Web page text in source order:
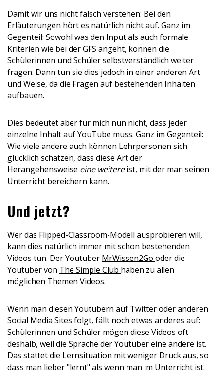
Damit wir uns nicht falsch verstehen: Bei den
Erläuterungen hört es natürlich nicht auf. Ganz im
Gegenteil: Sowohl was den Input als auch formale
Kriterien wie bei der GFS angeht, können die
Schülerinnen und Schüler selbstverständlich weiter
fragen. Dann tun sie dies jedoch in einer anderen Art
und Weise, da die Fragen auf bestehenden Inhalten
aufbauen.
Dies bedeutet aber für mich nun nicht, dass jeder
einzelne Inhalt auf YouTube muss. Ganz im Gegenteil:
Wie viele andere auch können Lehrpersonen sich
glücklich schätzen, dass diese Art der
Herangehensweise eine weitereist, mit der man seinen
Unterricht bereichern kann.
Und jetzt?
Wer das Flipped-Classroom-Modell ausprobieren will,
kann dies natürlich immer mit schon bestehenden
Videos tun. Der Youtuber MrWissen2Go oder die
Youtuber von The Simple Club haben zu allen
möglichen Themen Videos.
Wenn man diesen Youtubern auf Twitter oder anderen
Social Media Sites folgt, fällt noch etwas anderes auf:
Schülerinnen und Schüler mögen diese Videos oft
deshalb, weil die Sprache der Youtuber eine andere ist.
Das stattet die Lernsituation mit weniger Druck aus, so
dass man lieber "lernt" als wenn man im Unterricht ist.